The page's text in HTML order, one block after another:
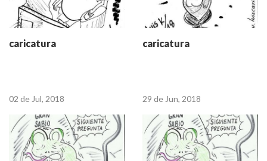
caricatura
02 de Jul, 2018
caricatura
29 de Jun, 2018